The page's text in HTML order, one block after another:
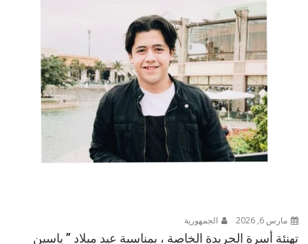
مارس 6, 2026 الجمهورية
تهنئة أسرة الجريدة الخاصة ، بمناسبة عيد ميلاد ” ياسين